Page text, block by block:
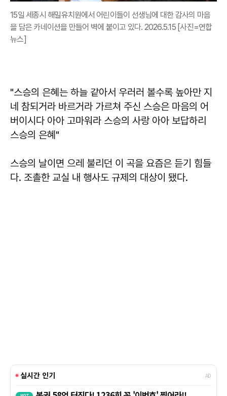
15일 세종시 해밀유치원에서 어린이들이 선생님에 대한 감사의 마음
을 담은 카네이션을 만들어 벽에 붙이고 있다. 2026.5.15 [사진=연합
뉴스]
"스승의 은혜는 하늘 같아서 우러러 볼수록 높아만 지
네 참되거라 바르거라 가르쳐 주신 스승은 마음의 어
버이시다 아아 고마워라 스승의 사랑 아아 보답하리
스승의 은혜"
스승의 날이면 으레 불리던 이 곡을 요즘은 듣기 힘들
다. 조촐한 교실 내 행사도 규제의 대상이 됐다.